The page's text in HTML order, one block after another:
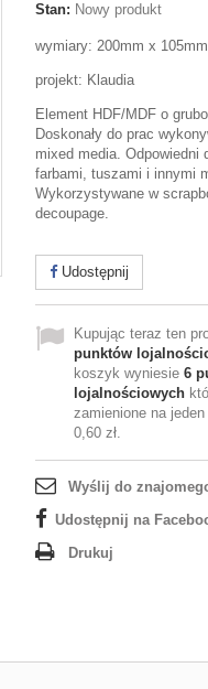
Stan: Nowy produkt
wymiary: 200mm x 105mm
projekt: Klaudia
Element HDF/MDF o
Doskonały do prac
mixed media. Odpowiedni
farbami, tuszami i innymi
Wykorzystywane w
decoupage.
Udostępnij
Kupując teraz ten
punktów
koszyk wyniesie 6
lojalnościowych
zamienione na
0,60 zł.
Wyślij do
Udostępnij na
Drukuj